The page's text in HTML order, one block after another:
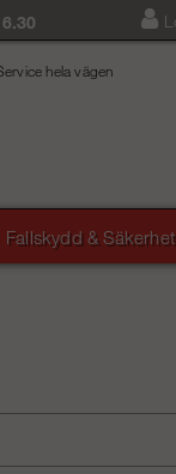
hela vägen
Fallskydd & Säkerhet